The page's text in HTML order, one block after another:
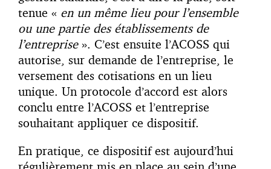
tenue « en un même lieu pour l’ensemble
ou une partie des établissements de
l’entreprise». C’est ensuite l’ACOSS qui
autorise, sur demande de l’entreprise, le
versement des cotisations en un lieu
unique. Un protocole d’accord est alors
conclu entre l’ACOSS et l’entreprise
souhaitant appliquer ce dispositif.
En pratique, ce dispositif est aujourd’hui